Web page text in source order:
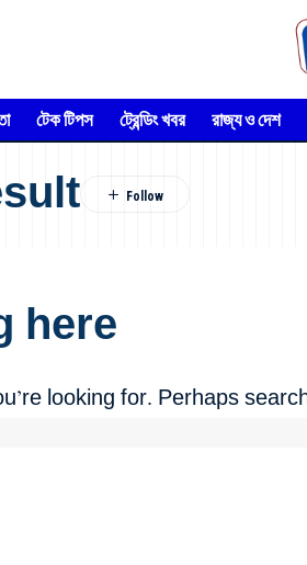
টেক টিপস ট্রেন্ডিং খবর রাজ্য ও দেশ
here
looking for. Perhaps